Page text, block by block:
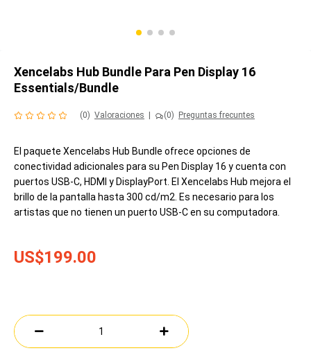
Xencelabs Hub Bundle Para Pen Display 16
Essentials/Bundle
(0) Valoraciones (0) Preguntas frecuntes
El paquete Xencelabs Hub Bundle ofrece opciones de
conectividad adicionales para su Pen Display 16 y cuenta con
puertos USB-C, HDMI y DisplayPort. El Xencelabs Hub mejora el
brillo de la pantalla hasta 300 cd/m2. Es necesario para los
artistas que no tienen un puerto USB-C en su computadora.
US$199.00